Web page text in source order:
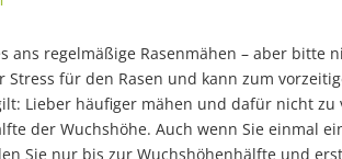
ans regelmäßige Rasenmähen – aber bitte
Stress für den Rasen und kann zum
Lieber häufiger mähen und dafür nicht zu
der Wuchshöhe. Auch wenn Sie einmal
Sie nur bis zur Wuchshöhenhälfte und